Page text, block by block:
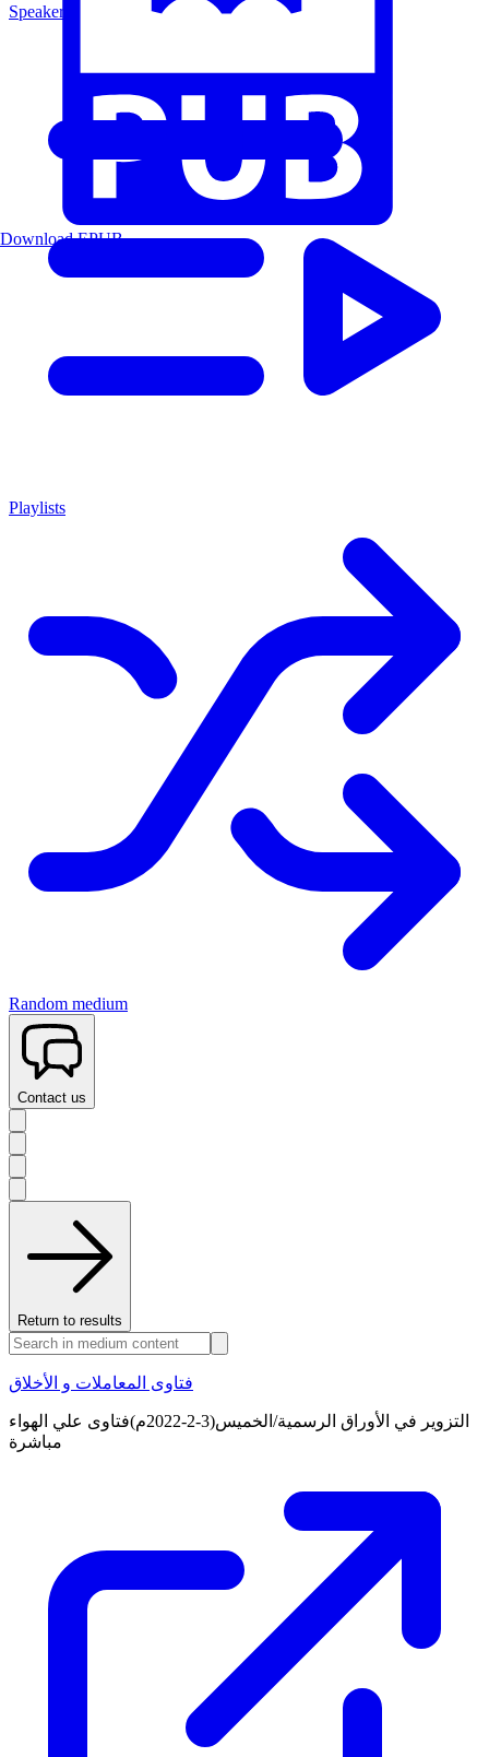
Speakers
Playlists
Random medium
Contact us
Return to results
فتاوى المعاملات و الأخلاق
التزوير في الأوراق الرسمية/الخميس(3-2-2022م)فتاوى علي الهواء
مباشرة
Download EPUB